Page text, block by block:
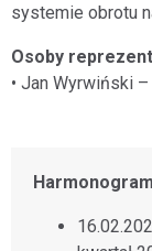
systemie obrotu
Osoby
• Jan Wyrwiński